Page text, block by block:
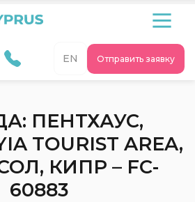
Отправить заявку
EN
ПЕНТХАУС,
TOURIST AREA,
КИПР – FC-
60883